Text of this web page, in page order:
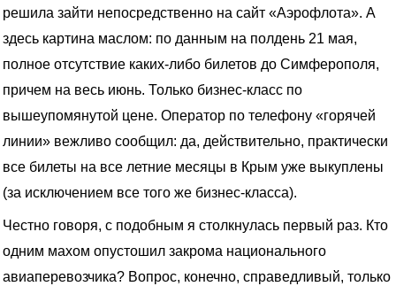
решила зайти непосредственно на сайт «Аэрофлота». А
здесь картина маслом: по данным на полдень 21 мая,
полное отсутствие каких-либо билетов до Симферополя,
причем на весь июнь. Только бизнес-класс по
вышеупомянутой цене. Оператор по телефону «горячей
линии» вежливо сообщил: да, действительно, практически
все билеты на все летние месяцы в Крым уже выкуплены
(за исключением все того же бизнес-класса).
Честно говоря, с подобным я столкнулась первый раз. Кто
одним махом опустошил закрома национального
авиаперевозчика? Вопрос, конечно, справедливый, только